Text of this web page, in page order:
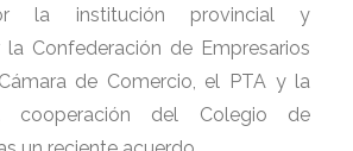
la institución provincial y
Confederación de Empresarios
de Comercio, el PTA y la
cooperación del Colegio de